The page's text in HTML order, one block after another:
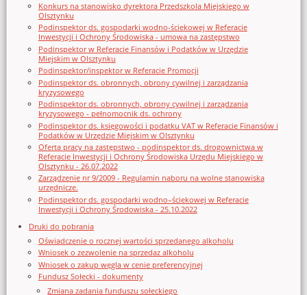
Konkurs na stanowisko dyrektora Przedszkola Miejskiego w
Olsztynku
Podinspektor ds. gospodarki wodno-ściekowej w Referacie
Inwestycji i Ochrony Środowiska - umowa na zastępstwo
Podinspektor w Referacie Finansów i Podatków w Urzędzie
Miejskim w Olsztynku
Podinspektor/inspektor w Referacie Promocji
Podinspektor ds. obronnych, obrony cywilnej i zarządzania
kryzysowego
Podinspektor ds. obronnych, obrony cywilnej i zarządzania
kryzysowego - pełnomocnik ds. ochrony
Podinspektor ds. księgowości i podatku VAT w Referacie Finansów i
Podatków w Urzędzie Miejskim w Olsztynku
Oferta pracy na zastępstwo - podinspektor ds. drogownictwa w
Referacie Inwestycji i Ochrony Środowiska Urzędu Miejskiego w
Olsztynku - 26.07.2022
Zarządzenie nr 9/2009 - Regulamin naboru na wolne stanowiska
urzędnicze.
Podinspektor ds. gospodarki wodno–ściekowej w Referacie
Inwestycji i Ochrony Środowiska - 25.10.2022
Druki do pobrania
Oświadczenie o rocznej wartości sprzedanego alkoholu
Wniosek o zezwolenie na sprzedaz alkoholu
Wniosek o zakup węgla w cenie preferencyjnej
Fundusz Sołecki - dokumenty
Zmiana zadania funduszu sołeckiego